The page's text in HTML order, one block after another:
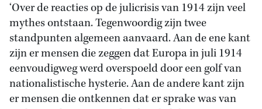
‘Over de reacties op de julicrisis van 1914 zijn veel
mythes ontstaan. Tegenwoordig zijn twee
standpunten algemeen aanvaard. Aan de ene kant
zijn er mensen die zeggen dat Europa in juli 1914
eenvoudigweg werd overspoeld door een golf van
nationalistische hysterie. Aan de andere kant zijn
er mensen die ontkennen dat er sprake was van